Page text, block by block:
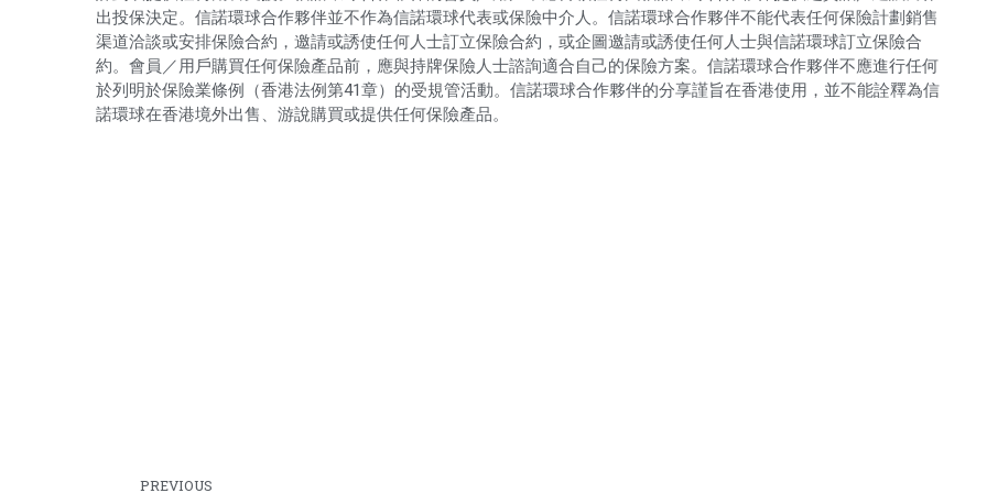
出投保決定。信諾環球合作夥伴並不作為信諾環球代表或保險中介人。信諾環球合作夥伴不能代表任何保險計劃銷售
渠道洽談或安排保險合約，邀請或誘使任何人士訂立保險合約，或企圖邀請或誘使任何人士與信諾環球訂立保險合
約。會員／用戶購買任何保險產品前，應與持牌保險人士諮詢適合自己的保險方案。信諾環球合作夥伴不應進行任何
於列明於保險業條例（香港法例第41章）的受規管活動。信諾環球合作夥伴的分享謹旨在香港使用，並不能詮釋為信
諾環球在香港境外出售、游說購買或提供任何保險產品。
PREVIOUS